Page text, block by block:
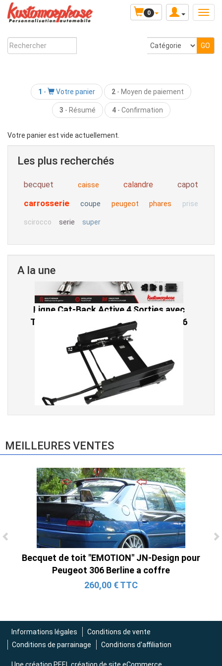
0
1 - Votre panier 2 - Moyen de paiement
3 - Résumé 4- Confirmation
Votre panier est vide actuellement.
Les plus recherchés
becquet caisse calandre capot
carrosserie coupe peugeot phares prise
scirocco serie super
A la une
Ligne Cat-Back Active 4 Sorties avec
Tube en H pour Ford Mustang GT & V6
(2015-2023)
2 690,00 € TTC
Console de siège gauche pour BMW Série
3 E46 (hors Cabriolet et CSL) et BMW X3
865,00 € TTC
MEILLEURES VENTES
Becquet de toit "EMOTION" JN-Design pour
Peugeot 306 Berline a coffre
260,00 € TTC
Informations légales
Conditions de vente
Conditions de parrainage
Conditions d'affiliation